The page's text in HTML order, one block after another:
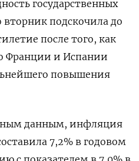
государственных
подскочила до
после того, как
Франции и Испании
повышения
данным, инфляция
7,2% в годовом